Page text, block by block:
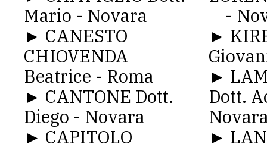
Mario - Novara
► CANESTO
CHIOVENDA
Beatrice - Roma
► CANTONE Dott.
Diego - Novara
► CAPITOLO
-
►
►
Dott.
►